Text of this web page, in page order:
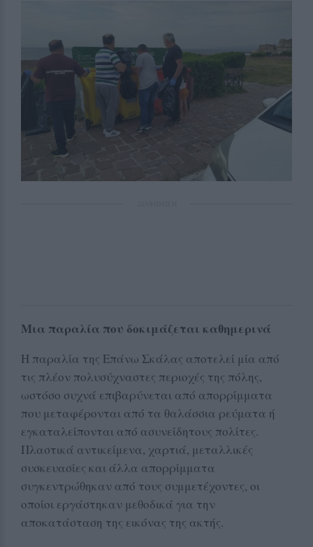
Μια παραλία που δοκιμάζεται καθημερινά
Η παραλία της Επάνω Σκάλας αποτελεί μία από
τις πλέον πολυσύχναστες περιοχές της πόλης,
ωστόσο συχνά επιβαρύνεται από απορρίμματα
που μεταφέρονται από τα θαλάσσια ρεύματα ή
εγκαταλείπονται από ασυνείδητους πολίτες.
Πλαστικά αντικείμενα, χαρτιά, μεταλλικές
συσκευασίες και άλλα απορρίμματα
συγκεντρώθηκαν από τους συμμετέχοντες, οι
οποίοι εργάστηκαν μεθοδικά για την
αποκατάσταση της εικόνας της ακτής.